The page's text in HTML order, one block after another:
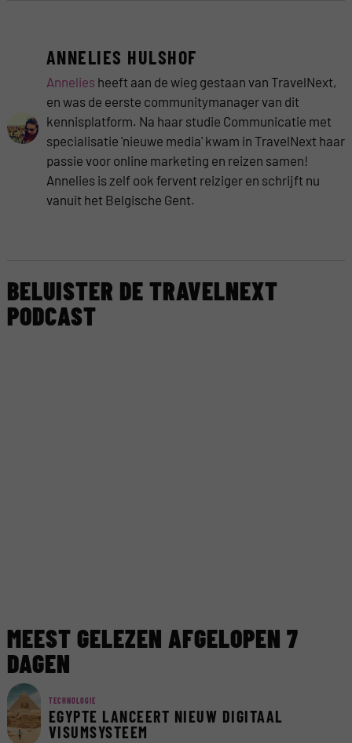
ANNELIES HULSHOF
Annelies heeft aan de wieg gestaan van TravelNext,
en was de eerste communitymanager van dit
kennisplatform. Na haar studie Communicatie met
specialisatie 'nieuwe media' kwam in TravelNext haar
passie voor online marketing en reizen samen!
Annelies is zelf ook fervent reiziger en schrijft nu
vanuit het Belgische Gent.
BELUISTER DE TRAVELNEXT
PODCAST
MEEST GELEZEN AFGELOPEN 7
DAGEN
TECHNOLOGIE
EGYPTE LANCEERT NIEUW DIGITAAL
VISUMSYSTEEM